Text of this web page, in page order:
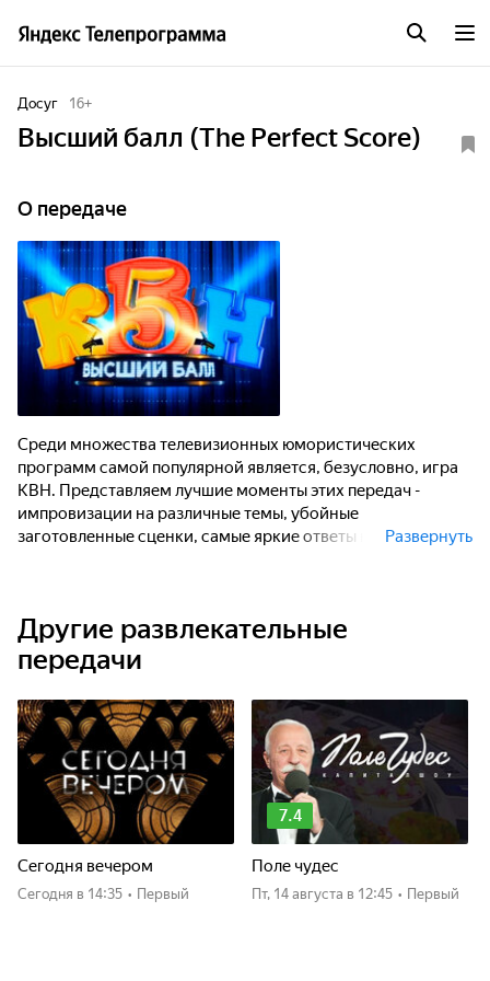
Досуг 16+
Высший балл (The Perfect Score)
О передаче
Среди множества телевизионных юмористических
программ самой популярной является, безусловно, игра
КВН. Представляем лучшие моменты этих передач -
импровизации на различные темы, убойные
заготовленные сценки, самые яркие ответы на
Развернуть
Другие развлекательные
передачи
Сегодня вечером
Сегодня в 14:35 • Первый
7.4
Поле чудес
пт, 14 августа в 12:45 • Первый